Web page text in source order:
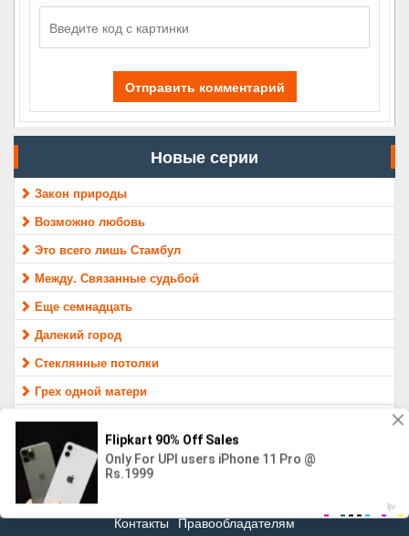
Отправить комментарий
Новые серии
Закон природы
Возможно любовь
Это всего лишь Стамбул
Между. Связанные судьбой
Еще семнадцать
Далекий город
Стеклянные потолки
Грех одной матери
Раненые птицы
Защитник
МАТЕРИАЛ ПРЕДОСТАВЛЕН ТОЛЬКО ДЛЯ ОЗНАКОМЛЕНИЯ,
Контакты Правообладателям